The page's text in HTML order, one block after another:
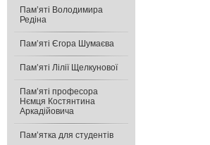
Пам’яті Володимира
Редіна
Пам’яті Єгора Шумаєва
Пам’яті Лілії Щелкунової
Пам’яті професора
Нємця Костянтина
Аркадійовича
Пам’ятка для студентів